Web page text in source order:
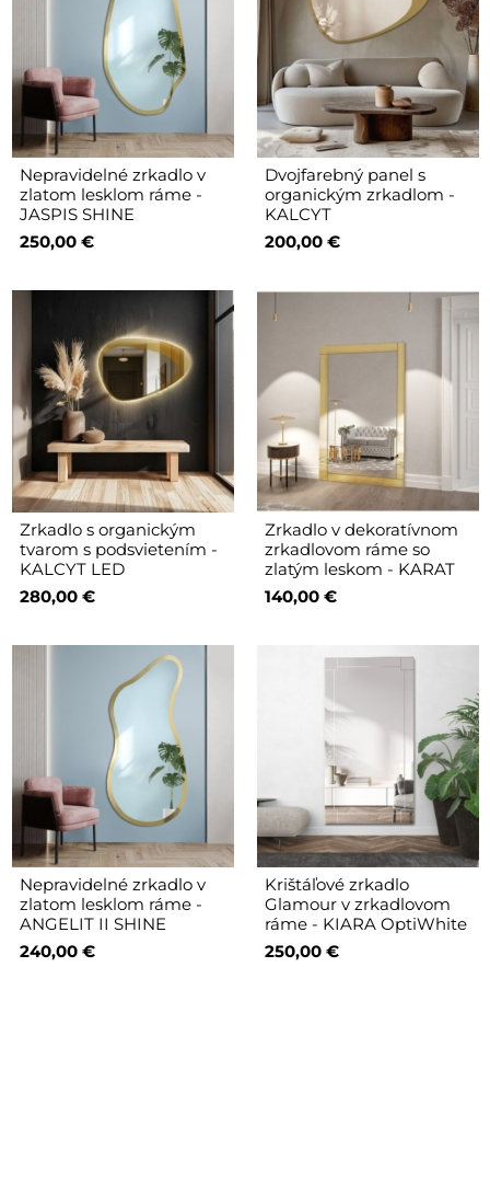
Nepravidelné zrkadlo v
zlatom lesklom ráme -
JASPIS SHINE
250,00 €
Dvojfarebný panel s
organickým zrkadlom -
KALCYT
200,00 €
Zrkadlo s organickým
tvarom s podsvietením -
KALCYT LED
280,00 €
Zrkadlo v dekoratívnom
zrkadlovom ráme so
zlatým leskom - KARAT
140,00 €
Nepravidelné zrkadlo v
zlatom lesklom ráme -
ANGELIT II SHINE
240,00 €
Krištáľové zrkadlo
Glamour v zrkadlovom
ráme - KIARA OptiWhite
250,00 €